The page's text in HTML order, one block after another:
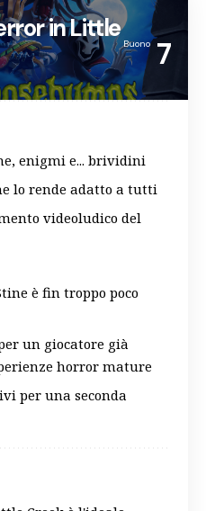
in Little
Buono 7
enigmi e... brividini
lo rende adatto a tutti
videoludico del
è fin troppo poco
un giocatore già
horror mature
per una seconda